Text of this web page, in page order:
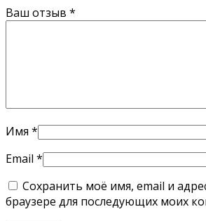
Ваш отзыв *
Имя *
Email *
Сохранить моё имя, email и
браузере для последующих моих